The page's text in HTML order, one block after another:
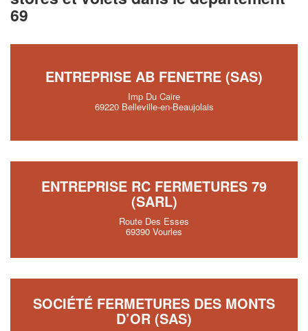
69
ENTREPRISE AB FENETRE (SAS)
Imp Du Caire
69220 Belleville-en-Beaujolais
ENTREPRISE RC FERMETURES 79
(SARL)
Route Des Esses
69390 Vourles
SOCIÉTÉ FERMETURES DES MONTS
D’OR (SAS)